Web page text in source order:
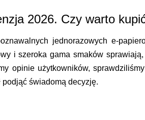
2026. Czy warto
jednorazowych e-
i szeroka gama smaków
opinie użytkowników,
świadomą decyzję.